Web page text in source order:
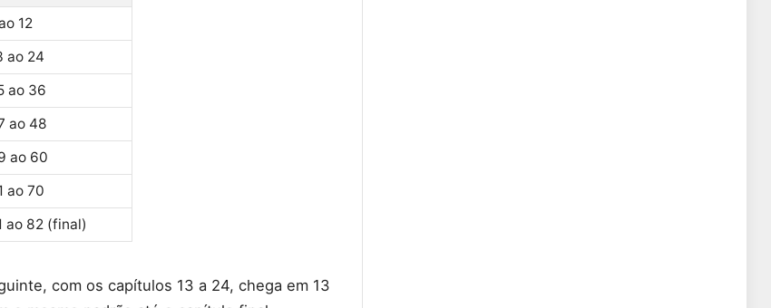
12
ao 24
ao 36
ao 48
ao 60
ao 70
ao 82 (final)
com os capítulos 13 a 24, chega em 13